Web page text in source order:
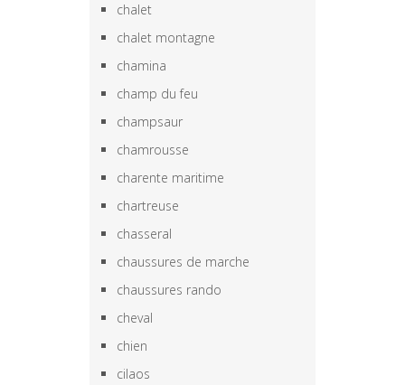
chalet
chalet montagne
chamina
champ du feu
champsaur
chamrousse
charente maritime
chartreuse
chasseral
chaussures de marche
chaussures rando
cheval
chien
cilaos